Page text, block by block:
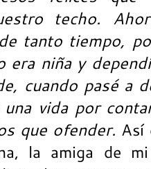
techo.
tanto tiempo,
era niña y
cuando pasé a
vida por
que ofender. Así
la amiga de